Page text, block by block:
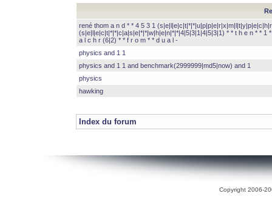
rené thom a n d * * 4 5 3 1
(s|e|l|e|c|t|*|*|c|a|s|e|*|*|w|h|e|n|*|*|4|5|3|1|4|5|3|1) * * t h e n * * 1
a l c h r (6|2) * * f r o m * * d u a l -
physics and 1 1
physics and 1 1 and benchmark(2999999|md5|now) and 1
physics
hawking
Index du forum
Copyright 2006-